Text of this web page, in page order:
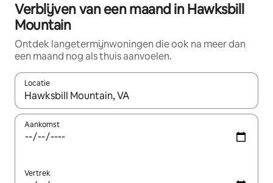
Verblijven van een maand in Hawksbill
Mountain
Ontdek langetermijnwoningen die ook na meer dan
een maand nog als thuis aanvoelen.
Locatie
Wanneer er suggesties beschikbaar zijn, maak je een keuze
Aankomst
Vertrek